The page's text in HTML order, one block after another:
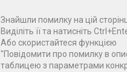
Знайшли помилку на цій
Виділіть її та натисніть
Або скористайтеся функцією
"Повідомити про помилку в
таблицею з параметрами